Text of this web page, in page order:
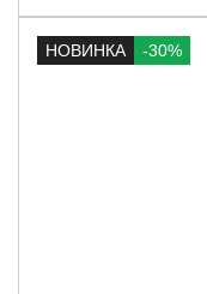
НОВИНКА -30%